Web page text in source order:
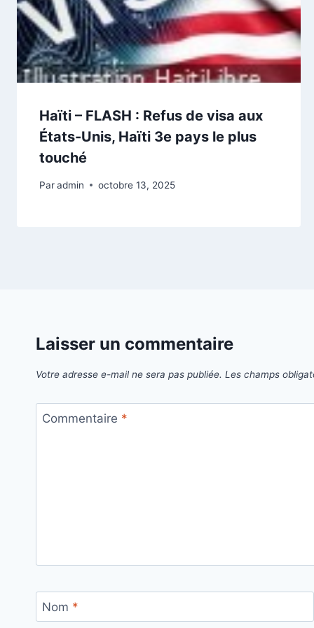
Haïti – FLASH : Refus de visa aux
États-Unis, Haïti 3e pays le plus
touché
Paradmin octobre 13, 2025
Laisser un commentaire
Votre adresse e-mail ne sera pas publiée. Les champs
Commentaire *
Nom *